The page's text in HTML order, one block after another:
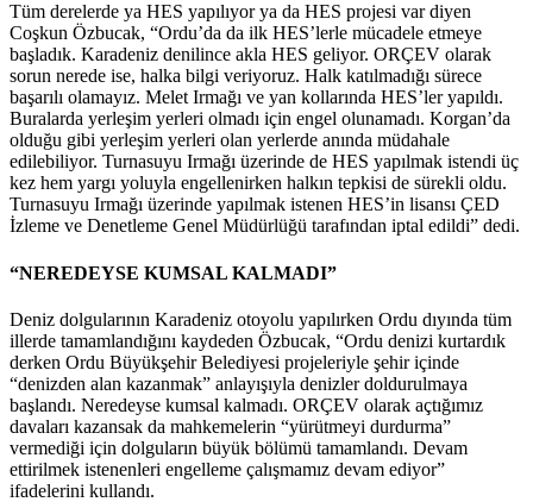
Tüm derelerde ya HES yapılıyor ya da HES projesi var diyen
Coşkun Özbucak, “Ordu’da da ilk HES’lerle mücadele etmeye
başladık. Karadeniz denilince akla HES geliyor. ORÇEV olarak
sorun nerede ise, halka bilgi veriyoruz. Halk katılmadığı sürece
başarılı olamayız. Melet Irmağı ve yan kollarında HES’ler yapıldı.
Buralarda yerleşim yerleri olmadı için engel olunamadı. Korgan’da
olduğu gibi yerleşim yerleri olan yerlerde anında müdahale
edilebiliyor. Turnasuyu Irmağı üzerinde de HES yapılmak istendi üç
kez hem yargı yoluyla engellenirken halkın tepkisi de sürekli oldu.
Turnasuyu Irmağı üzerinde yapılmak istenen HES’in lisansı ÇED
İzleme ve Denetleme Genel Müdürlüğü tarafından iptal edildi” dedi.
“NEREDEYSE KUMSAL KALMADI”
Deniz dolgularının Karadeniz otoyolu yapılırken Ordu dıyında tüm
illerde tamamlandığını kaydeden Özbucak, “Ordu denizi kurtardık
derken Ordu Büyükşehir Belediyesi projeleriyle şehir içinde
“denizden alan kazanmak” anlayışıyla denizler doldurulmaya
başlandı. Neredeyse kumsal kalmadı. ORÇEV olarak açtığımız
davaları kazansak da mahkemelerin “yürütmeyi durdurma”
vermediği için dolguların büyük bölümü tamamlandı. Devam
ettirilmek istenenleri engelleme çalışmamız devam ediyor”
ifadelerini kullandı.